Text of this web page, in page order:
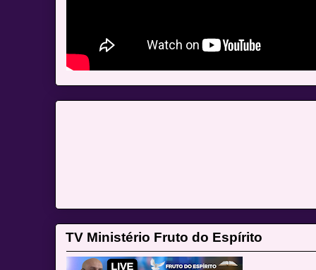
TV Ministério Fruto do Espírito